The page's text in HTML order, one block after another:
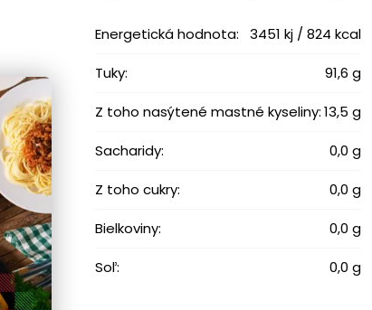
Energetická hodnota: 3451 kj / 824 kcal
Tuky: 91,6 g
Z toho nasýtené mastné kyseliny:13,5 g
Sacharidy: 0,0 g
Z toho cukry: 0,0 g
Bielkoviny: 0,0 g
Soľ: 0,0 g